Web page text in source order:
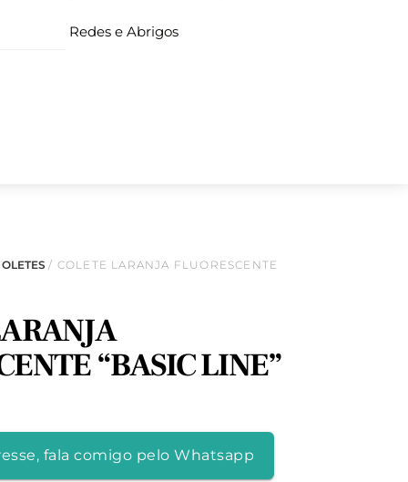
Redes e Abrigos
/ COLETE LARANJA FLUORESCENTE
“BASIC LINE”
fala comigo pelo Whatsapp